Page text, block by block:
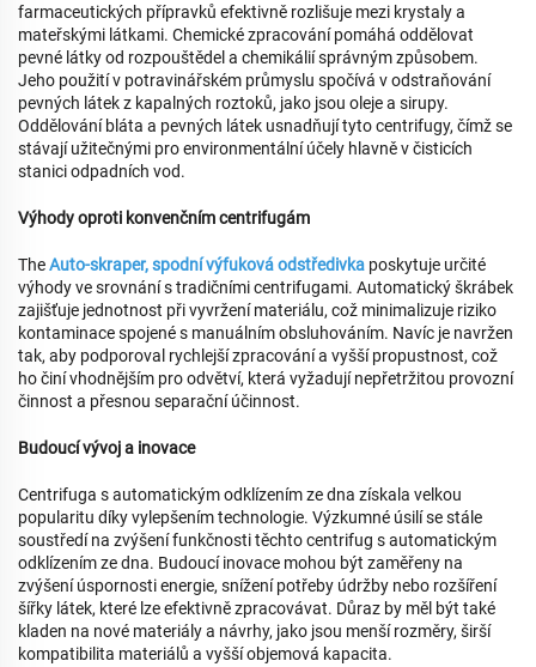
farmaceutických přípravků efektivně rozlišuje mezi krystaly a
mateřskými látkami. Chemické zpracování pomáhá oddělovat
pevné látky od rozpouštědel a chemikálií správným způsobem.
Jeho použití v potravinářském průmyslu spočívá v odstraňování
pevných látek z kapalných roztoků, jako jsou oleje a sirupy.
Oddělování bláta a pevných látek usnadňují tyto centrifugy, čímž se
stávají užitečnými pro environmentální účely hlavně v čisticích
stanici odpadních vod.
Výhody oproti konvenčním centrifugám
TheAuto-skraper, spodní výfuková odstředivka poskytuje určité
výhody ve srovnání s tradičními centrifugami. Automatický škrábek
zajišťuje jednotnost při vyvržení materiálu, což minimalizuje riziko
kontaminace spojené s manuálním obsluhováním. Navíc je navržen
tak, aby podporoval rychlejší zpracování a vyšší propustnost, což
ho činí vhodnějším pro odvětví, která vyžadují nepřetržitou provozní
činnost a přesnou separační účinnost.
Budoucí vývoj a inovace
Centrifuga s automatickým odklízením ze dna získala velkou
popularitu díky vylepšením technologie. Výzkumné úsilí se stále
soustředí na zvýšení funkčnosti těchto centrifug s automatickým
odklízením ze dna. Budoucí inovace mohou být zaměřeny na
zvýšení úspornosti energie, snížení potřeby údržby nebo rozšíření
šířky látek, které lze efektivně zpracovávat. Důraz by měl být také
kladen na nové materiály a návrhy, jako jsou menší rozměry, širší
kompatibilita materiálů a vyšší objemová kapacita.